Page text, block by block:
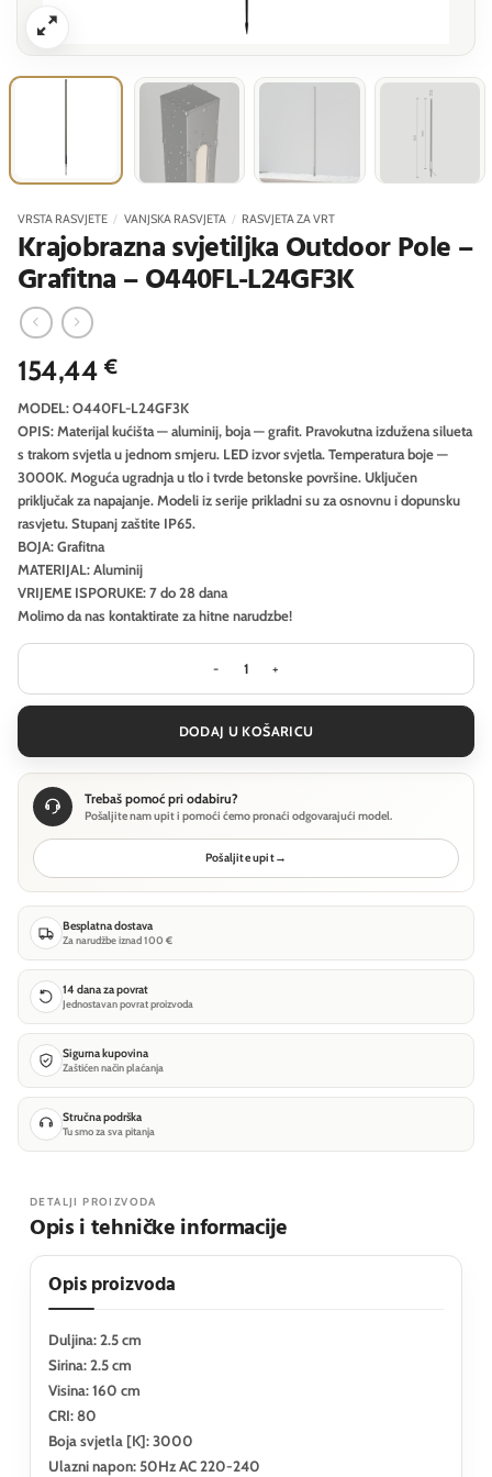
VRSTA RASVJETE / VANJSKA RASVJETA / RASVJETA ZA VRT
Krajobrazna svjetiljka Outdoor Pole –
Grafitna – O440FL-L24GF3K
154,44€
MODEL: O440FL-L24GF3K
OPIS: Materijal kućišta — aluminij, boja — grafit. Pravokutna izdužena silueta
s trakom svjetla u jednom smjeru. LED izvor svjetla. Temperatura boje —
3000K. Moguća ugradnja u tlo i tvrde betonske površine. Uključen
priključak za napajanje. Modeli iz serije prikladni su za osnovnu i dopunsku
rasvjetu. Stupanj zaštite IP65.
BOJA: Grafitna
MATERIJAL: Aluminij
VRIJEME ISPORUKE: 7 do 28 dana
Molimo da nas kontaktirate za hitne narudzbe!
Krajobrazna svjetiljka Outdoor Pole
DODAJ U KOŠARICU
Trebaš pomoć pri odabiru?
Pošaljite nam upit i pomoći ćemo pronaći odgovarajući model.
Pošaljite upit→
Besplatna dostava
Za narudžbe iznad 100 €
14 dana za povrat
Jednostavan povrat proizvoda
Sigurna kupovina
Zaštićen način plaćanja
Stručna podrška
Tu smo za sva pitanja
DETALJI PROIZVODA
Opis i tehničke informacije
Opis proizvoda
Duljina: 2.5 cm
Sirina: 2.5 cm
Visina: 160 cm
CRI: 80
Boja svjetla [K]: 3000
Ulazni napon: 50Hz AC 220-240